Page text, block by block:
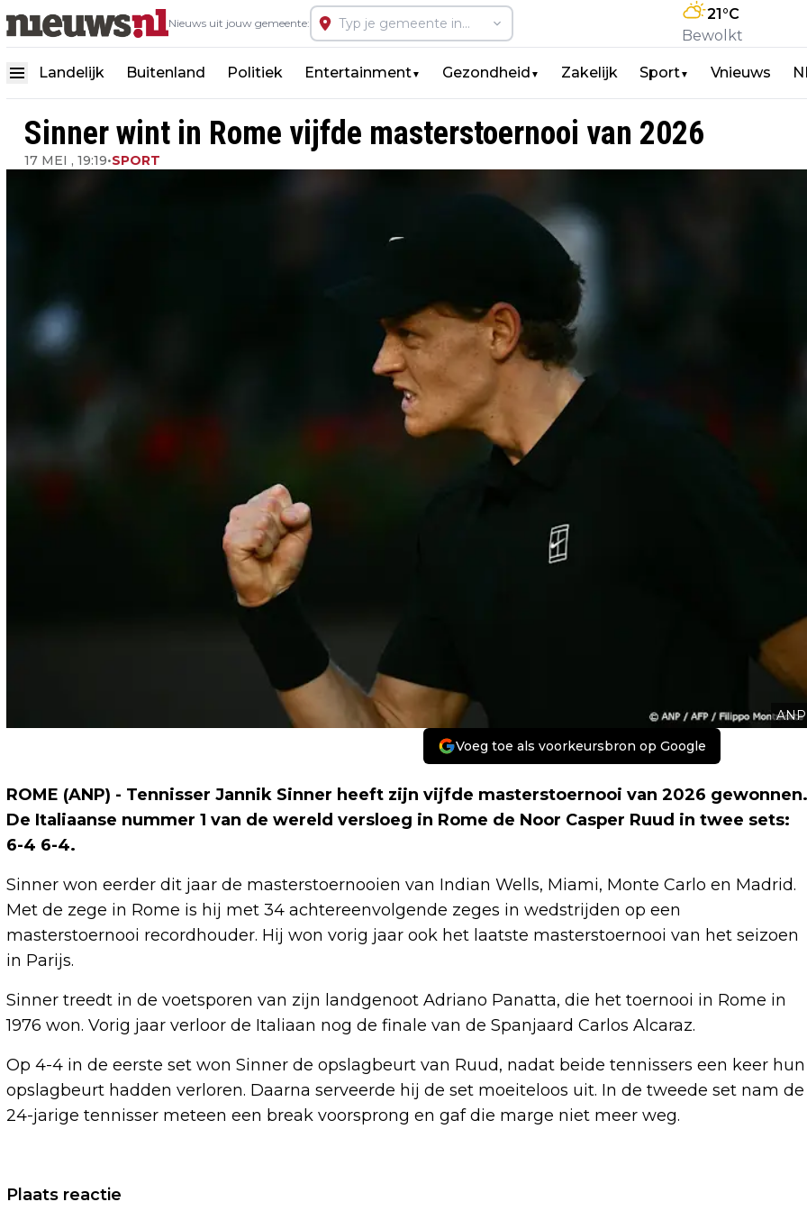
Nieuws uit jouw gemeente:
21°C
Bewolkt
Landelijk Buitenland Politiek Entertainment▼ Gezondheid ▼ Zakelijk Sport▼ Vnieuws
Sinner wint in Rome vijfde masterstoernooi van 2026
17 MEI , 19:19•SPORT
ANP
Voeg toe als voorkeursbron op Google
ROME (ANP) - Tennisser Jannik Sinner heeft zijn vijfde masterstoernooi van 2026 gewonnen.
De Italiaanse nummer 1 van de wereld versloeg in Rome de Noor Casper Ruud in twee sets:
6-4 6-4.
Sinner won eerder dit jaar de masterstoernooien van Indian Wells, Miami, Monte Carlo en Madrid.
Met de zege in Rome is hij met 34 achtereenvolgende zeges in wedstrijden op een
masterstoernooi recordhouder. Hij won vorig jaar ook het laatste masterstoernooi van het seizoen
in Parijs.
Sinner treedt in de voetsporen van zijn landgenoot Adriano Panatta, die het toernooi in Rome in
1976 won. Vorig jaar verloor de Italiaan nog de finale van de Spanjaard Carlos Alcaraz.
Op 4-4 in de eerste set won Sinner de opslagbeurt van Ruud, nadat beide tennissers een keer hun
opslagbeurt hadden verloren. Daarna serveerde hij de set moeiteloos uit. In de tweede set nam de
24-jarige tennisser meteen een break voorsprong en gaf die marge niet meer weg.
Vorig artikel
Plaats reactie